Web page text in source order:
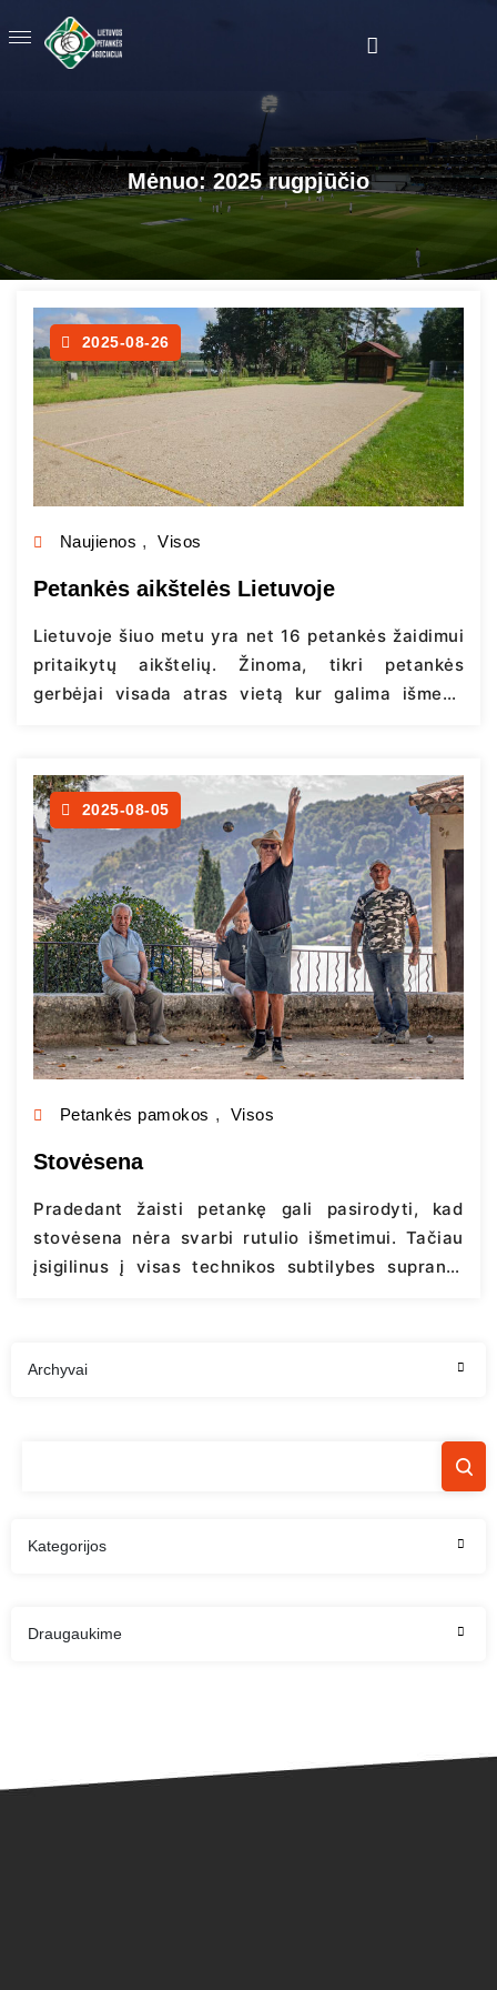
Mėnuo:2025 rugpjūčio
2025-08-26
Naujienos , Visos
Petankės aikštelės Lietuvoje
Lietuvoje šiuo metu yra net 16 petankės žaidimui
pritaikytų aikštelių. Žinoma, tikri petankės
gerbėjai visada atras vietą kur galima išmesti
pritaikytų aikštelių kiekiu. Norintys pabandyti
petankę ir gauti patarimų iš patyrusių žaidėjų gali
rinktis tarp trijų aikštelių: Kaune,…Continue
reading
2025-08-05
Petankės pamokos , Visos
Stovėsena
Pradedant žaisti petankę gali pasirodyti, kad
stovėsena nėra svarbi rutulio išmetimui. Tačiau
įsigilinus į visas technikos subtilybes supranti,
ženkliai mažesnis, o kelias tobulėjimo link
individualu, tačiau šiame straipsnyje norime…
Archyvai
Kategorijos
Draugaukime